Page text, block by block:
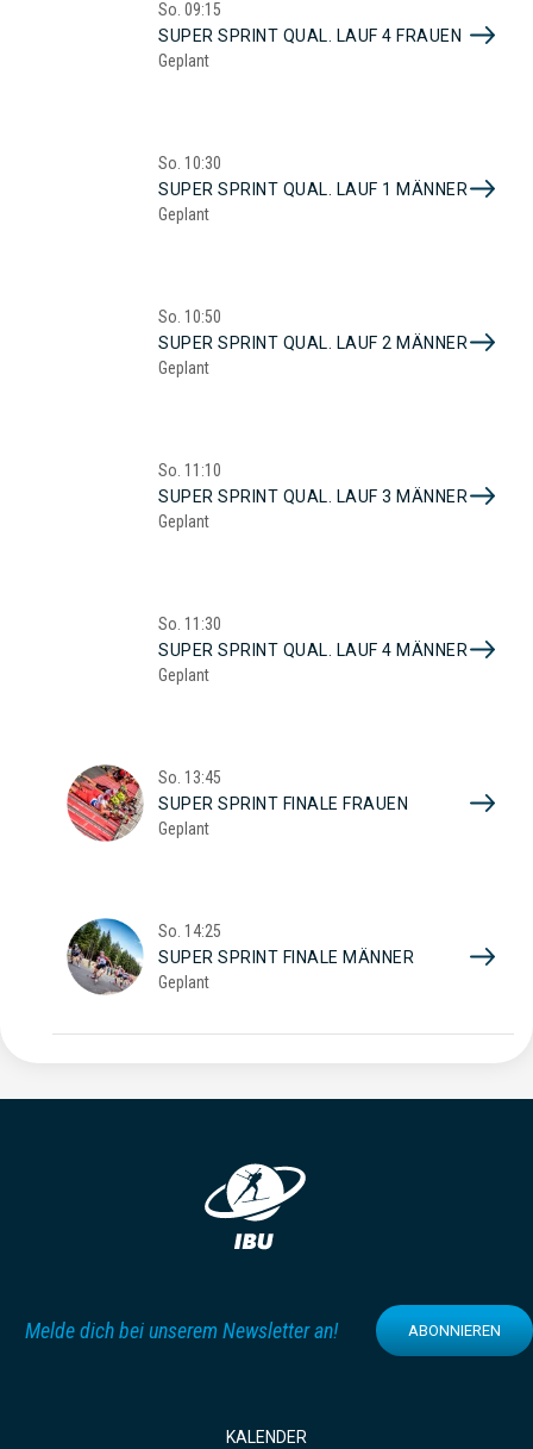
So. 09:15
SUPER SPRINT QUAL. LAUF 4 FRAUEN
Geplant
So. 10:30
SUPER SPRINT QUAL. LAUF 1 MÄNNER
Geplant
So. 10:50
SUPER SPRINT QUAL. LAUF 2 MÄNNER
Geplant
So. 11:10
SUPER SPRINT QUAL. LAUF 3 MÄNNER
Geplant
So. 11:30
SUPER SPRINT QUAL. LAUF 4 MÄNNER
Geplant
So. 13:45
SUPER SPRINT FINALE FRAUEN
Geplant
So. 14:25
SUPER SPRINT FINALE MÄNNER
Geplant
Melde dich bei unserem Newsletter an! ABONNIEREN
KALENDER